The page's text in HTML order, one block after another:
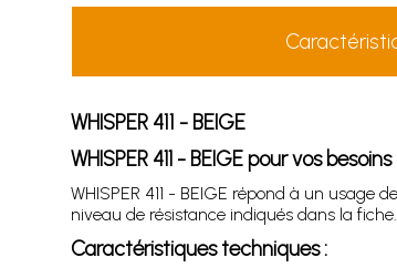
WHISPER 411 - BEIGE
WHISPER 411 - BEIGE pour vos
WHISPER 411 - BEIGE répond à un usage
niveau de résistance indiqués dans la fiche.
Caractéristiques techniques :